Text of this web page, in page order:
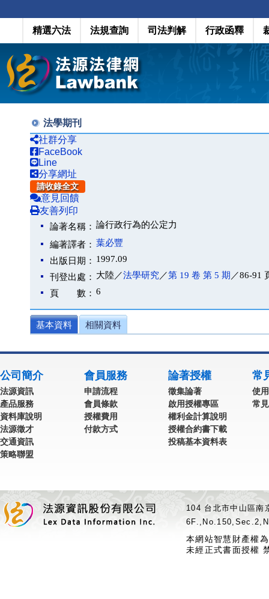
精選六法 法規查詢 司法判解 行政函釋
法學期刊
社群分享
FaceBook
Line
分享網址
請收錄全文
意見回饋
友善列印
論著名稱： 論行政行為的公定力
編著譯者： 葉必豐
出版日期： 1997.09
刊登出處： 大陸／法學研究／第 19 卷 第 5 期 ／86-91
頁 數： 6
基本資料 相關資料
公司簡介
法源資訊
產品服務
資料庫說明
法源徵才
交通資訊
策略聯盟
會員服務
申請流程
會員條款
授權費用
付款方式
論著授權
徵集論著
啟用授權專區
權利金計算說明
授權合約書下載
投稿基本資料表
常
使
常
104 台北市中山區
本網站智慧財產權
未經正式書面授權